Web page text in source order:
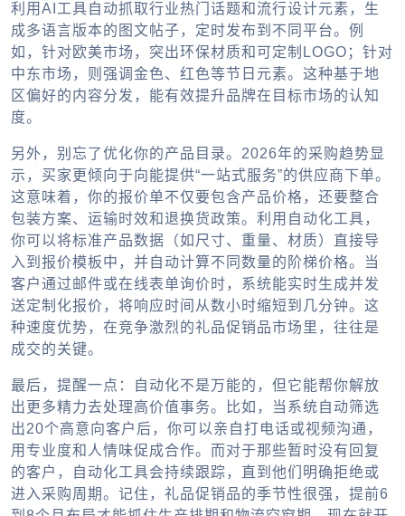
利用AI工具自动抓取行业热门话题和流行设计元素，生
成多语言版本的图文帖子，定时发布到不同平台。例
如，针对欧美市场，突出环保材质和可定制LOGO；针对
中东市场，则强调金色、红色等节日元素。这种基于地
区偏好的内容分发，能有效提升品牌在目标市场的认知
度。
另外，别忘了优化你的产品目录。2026年的采购趋势显
示，买家更倾向于向能提供“一站式服务”的供应商下单。
这意味着，你的报价单不仅要包含产品价格，还要整合
包装方案、运输时效和退换货政策。利用自动化工具，
你可以将标准产品数据（如尺寸、重量、材质）直接导
入到报价模板中，并自动计算不同数量的阶梯价格。当
客户通过邮件或在线表单询价时，系统能实时生成并发
送定制化报价，将响应时间从数小时缩短到几分钟。这
种速度优势，在竞争激烈的礼品促销品市场里，往往是
成交的关键。
最后，提醒一点：自动化不是万能的，但它能帮你解放
出更多精力去处理高价值事务。比如，当系统自动筛选
出20个高意向客户后，你可以亲自打电话或视频沟通，
用专业度和人情味促成合作。而对于那些暂时没有回复
的客户，自动化工具会持续跟踪，直到他们明确拒绝或
进入采购周期。记住，礼品促销品的季节性很强，提前6